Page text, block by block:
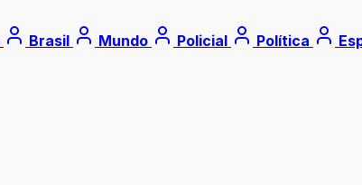
Brasil Mundo Policial Política